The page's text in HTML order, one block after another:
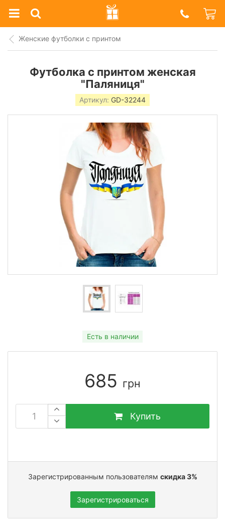
Prazdnik
Shop
Женские футболки с принтом
Футболка с принтом женская
"Паляниця"
Артикул: GD-32244
Есть в наличии
685 грн
Купить
Зарегистрированным пользователям скидка 3%
Зарегистрироваться